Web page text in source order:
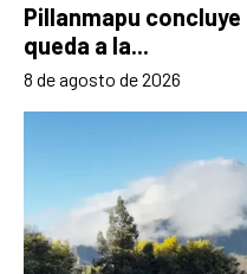
Pillanmapu concluye
queda a la...
8 de agosto de 2026